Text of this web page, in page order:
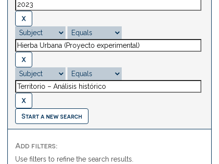
Start a new search
Add filters:
Use filters to refine the search results.